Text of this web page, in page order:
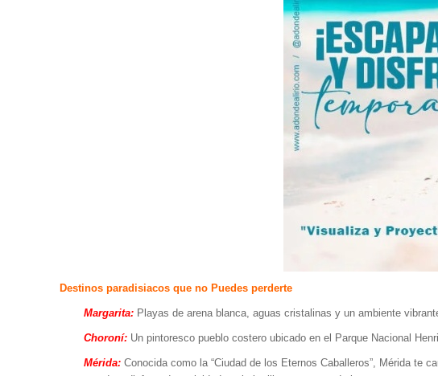
Destinos paradisiacos que no Puedes perderte
Margarita: Playas de arena blanca, aguas cristalinas y un ambiente
Choroní: Un pintoresco pueblo costero ubicado en el Parque Nacional
Mérida: Conocida como la “Ciudad de los Eternos Caballeros”, Mérida te